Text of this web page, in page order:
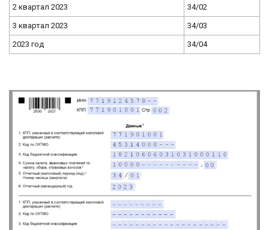
2 квартал 2023 34/02
3 квартал 2023 34/03
2023 год 34/04